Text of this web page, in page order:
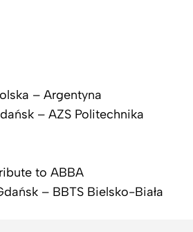
– Argentyna
– AZS Politechnika
to ABBA
– BBTS Bielsko-Biała